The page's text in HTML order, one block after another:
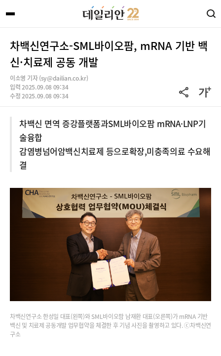
차백신연구소-SML바이오팜, mRNA 기반 백
신·치료제 공동 개발
이소영 기자 (sy@dailian.co.kr)
입력 2025.09.08 09:34
수정 2025.09.08 09:34
차백신 면역 증강플랫폼과SML바이오팜 mRNA·LNP기
술융합
감염병넘어암백신치료제 등으로확장,미충족의료 수요해
결
차백신연구소 한성일 대표(왼쪽)와 SML바이오팜 남재환 대표(오른쪽)가 mRNA 기반
백신 및 치료제 공동개발 업무협약을 체결한 후 기념 사진을 촬영하고 있다. ⓒ차백신연
구소